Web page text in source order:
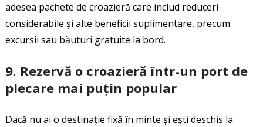
adesea pachete de croazieră care includ reduceri
considerabile și alte beneficii suplimentare, precum
excursii sau băuturi gratuite la bord.
9. Rezervă o croazieră într-un port de
plecare mai puțin popular
Dacă nu ai o destinație fixă în minte și ești deschis la